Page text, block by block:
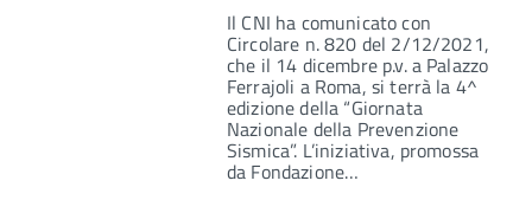
Il CNI ha comunicato con
Circolare n. 820 del 2/12/2021,
che il 14 dicembre p.v. a Palazzo
Ferrajoli a Roma, si terrà la 4^
edizione della “Giornata
Nazionale della Prevenzione
Sismica”. L’iniziativa, promossa
da Fondazione…